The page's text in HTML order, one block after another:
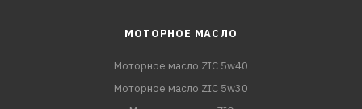
МОТОРНОЕ МАСЛО
Моторное масло ZIC 5w40
Моторное масло ZIC 5w30